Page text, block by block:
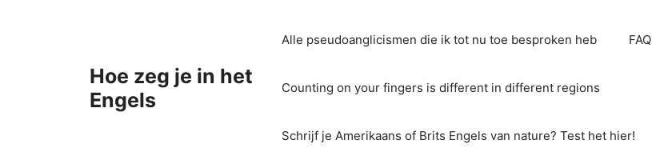
Hoe zeg je in het
Engels
Alle pseudoanglicismen die ik tot nu toe besproken heb FAQ
Counting on your fingers is different in different regions
Schrijf je Amerikaans of Brits Engels van nature? Test het hier!